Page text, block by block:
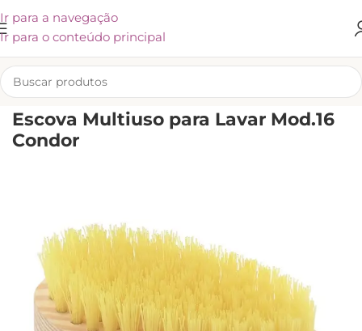
Ir para a navegação
Ir para o conteúdo principal
INÍCIO/UTENSÍLIOS E ACESSÓRIOS/ESCOVAS
Escova Multiuso para Lavar Mod.16
Condor